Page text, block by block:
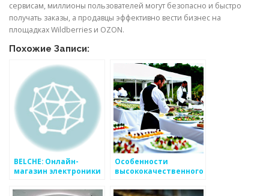
сервисам, миллионы пользователей могут безопасно и быстро
получать заказы, а продавцы эффективно вести бизнес на
площадках Wildberries и OZON.
Похожие Записи:
BELCHE: Онлайн-
магазин электроники
Особенности
высококачественного
сложных условиях